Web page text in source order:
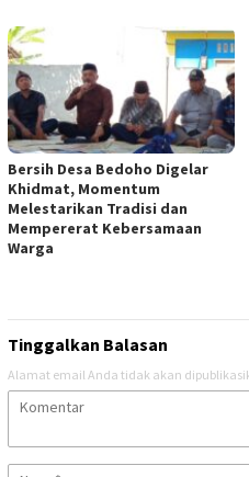
Bersih Desa Bedoho Digelar
Khidmat, Momentum
Melestarikan Tradisi dan
Mempererat Kebersamaan
Warga
Tinggalkan Balasan
Alamat email Anda tidak akan